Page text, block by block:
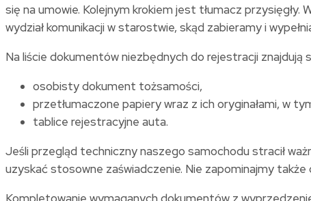
się na umowie. Kolejnym krokiem jest tłumacz
wydział komunikacji w starostwie, skąd zabieramy i
Na liście dokumentów niezbędnych do rejestracji znajdują
osobisty dokument tożsamości,
przetłumaczone papiery wraz z ich oryginałami, w
tablice rejestracyjne auta.
Jeśli przegląd techniczny naszego samochodu stracił
uzyskać stosowne zaświadczenie. Nie zapominajmy